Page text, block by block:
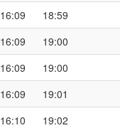
16:09 18:59
16:09 19:00
16:09 19:00
16:09 19:01
16:10 19:02